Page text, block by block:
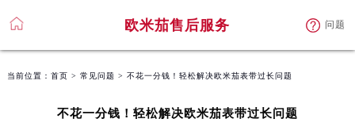
欧米茄售后服务 问题
当前位置： 首页 > 常见问题 > 不花一分钱！轻松解决欧米茄表带过长问题
不花一分钱！轻松解决欧米茄表带过长问题